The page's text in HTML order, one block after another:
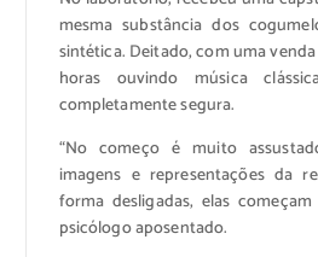
mesma substância dos
sintética. Deitado, com uma
horas ouvindo música
completamente segura.
“No começo é muito
imagens e representações da
forma desligadas, elas
psicólogo aposentado.